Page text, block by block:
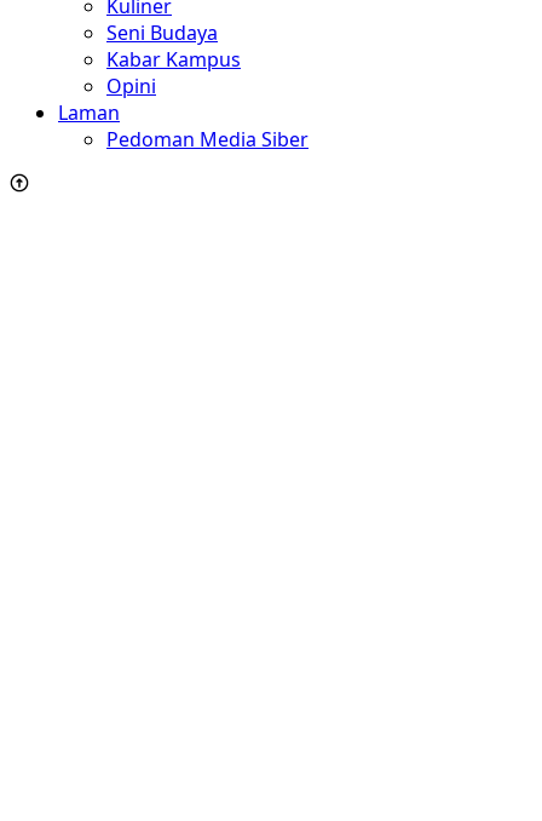
Kuliner
Seni Budaya
Kabar Kampus
Opini
Laman
Pedoman Media Siber